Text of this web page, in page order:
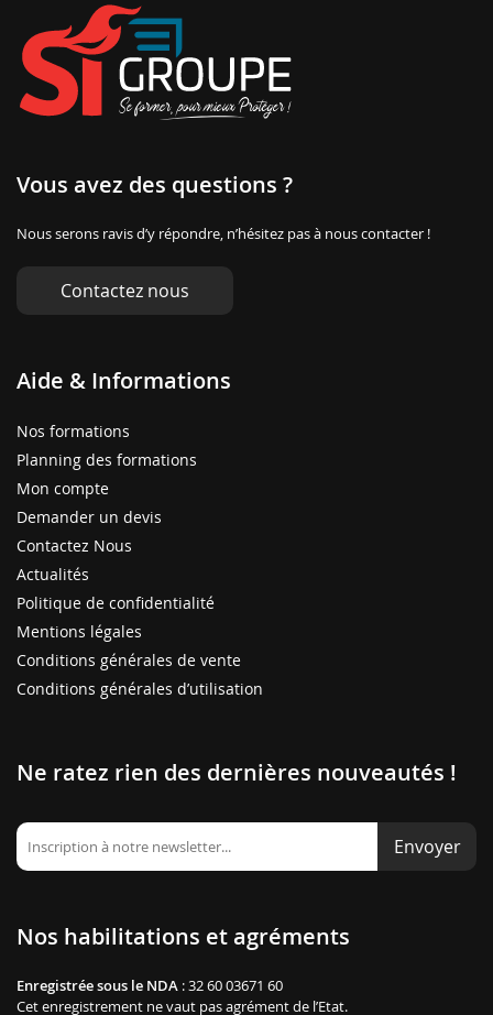
Vous avez des questions ?
Nous serons ravis d’y répondre, n’hésitez pas à nous contacter !
Contactez nous
Aide & Informations
Nos formations
Planning des formations
Mon compte
Demander un devis
Contactez Nous
Actualités
Politique de confidentialité
Mentions légales
Conditions générales de vente
Conditions générales d’utilisation
Ne ratez rien des dernières nouveautés !
Envoyer
Nos habilitations et agréments
Enregistrée sous le NDA : 32 60 03671 60
Cet enregistrement ne vaut pas agrément de l’Etat.